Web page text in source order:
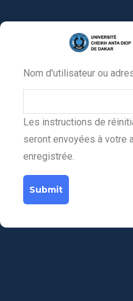
au
Primary
tabs
Nom d'utilisateur ou
Les instructions de
seront envoyées à votre
enregistrée.